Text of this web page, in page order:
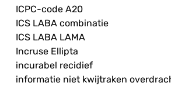
ICPC-code A20
ICS LABA combinatie
ICS LABA LAMA
Incruse Ellipta
incurabel recidief
informatie niet kwijtraken